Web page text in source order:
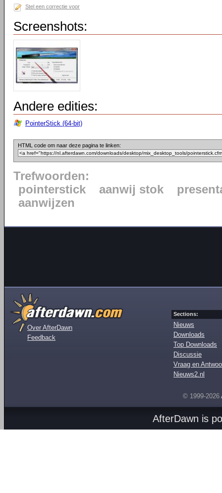
Stel een correctie voor
Screenshots:
Andere edities:
PointerStick (64-bit)
HTML code om naar deze pagina te linken:
Trefwoorden:
pointerstick
aanwij stok
aanwijzen
Over AfterDawn
Feedback
Sections:
Nieuws
Downloads
Top Downloads
Discussie
Vraag en
Nieuws2.nl
© 1999-2026
AfterDawn is